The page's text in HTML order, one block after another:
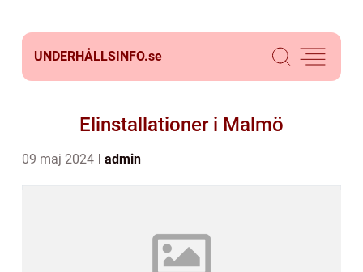
UNDERHÅLLSINFO.se
Elinstallationer i Malmö
09 maj 2024 admin